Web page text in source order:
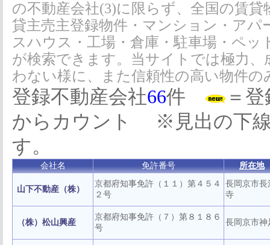
の不動産会社(3)に限らず、全国の賃
貸主売主登録物件・マンション・アパ
スハウス・工場・倉庫・駐車場・ペ
が検索できます。当サイトでは極力
わない様に、また信頼性の高い物件
登録不動産会社66件
＝
からカウント ※見出の下線
す。
会社名 免許番号 所在地
山下不動産（株）
京都府知事免許（１１）第４５４
２号
長岡京市長
寺
（株）松山興産
京都府知事免許（７）第８１８６
号
長岡京市神